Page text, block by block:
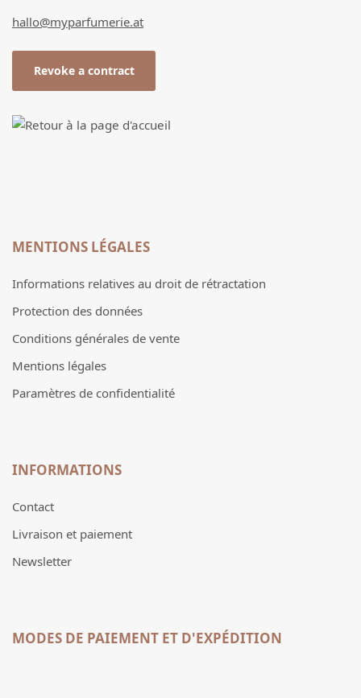
hallo@myparfumerie.at
Revoke a contract
MENTIONS LÉGALES
Informations relatives au droit de rétractation
Protection des données
Conditions générales de vente
Mentions légales
Paramètres de confidentialité
INFORMATIONS
Contact
Livraison et paiement
Newsletter
MODES DE PAIEMENT ET D'EXPÉDITION